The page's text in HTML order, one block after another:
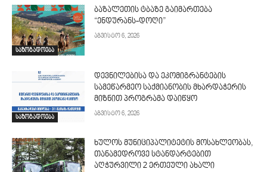
საზოგადოება
ბაზალეთის ტბაზე გაიმართება
“ენდურანს-დოღი”
აგვისტო 6, 2026
საზოგადოება
დევნილებისა და ეკომიგრანტების
სამეწარმეო საქმიანობის მხარდაჭერის
მიზნით პროგრამა დაიწყო
აგვისტო 6, 2026
ხულოს მუნიციპალიტეტის მოსახლეობას,
თანამედროვე სტანდარტებით
აღჭურვილი 2 ერთეული ახალი